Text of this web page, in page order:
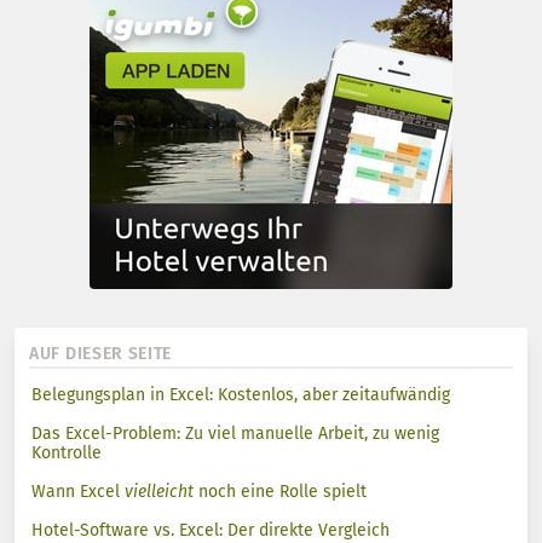
AUF DIESER SEITE
Belegungsplan in Excel: Kostenlos, aber zeitaufwändig
Das Excel-Problem: Zu viel manuelle Arbeit, zu wenig
Kontrolle
Wann Excel vielleicht noch eine Rolle spielt
Hotel-Software vs. Excel: Der direkte Vergleich